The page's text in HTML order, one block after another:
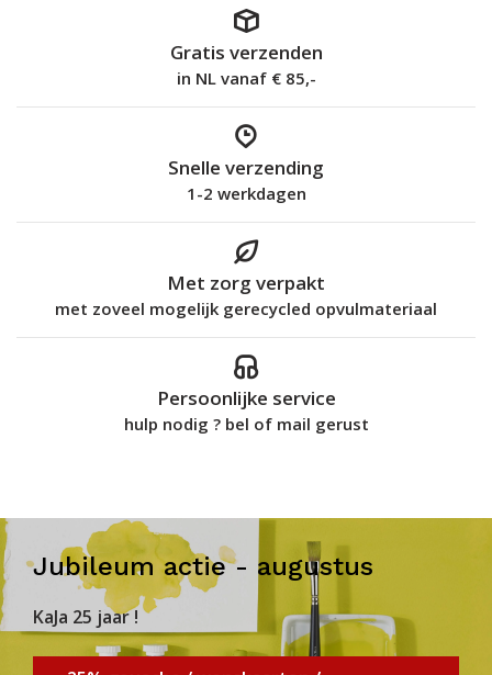
Gratis verzenden
in NL vanaf € 85,-
Snelle verzending
1-2 werkdagen
Met zorg verpakt
met zoveel mogelijk gerecycled opvulmateriaal
Persoonlijke service
hulp nodig ? bel of mail gerust
Jubileum actie - augustus
KaJa 25 jaar !